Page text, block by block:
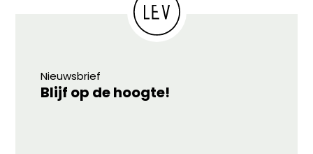
Nieuwsbrief
Blijf op de hoogte!